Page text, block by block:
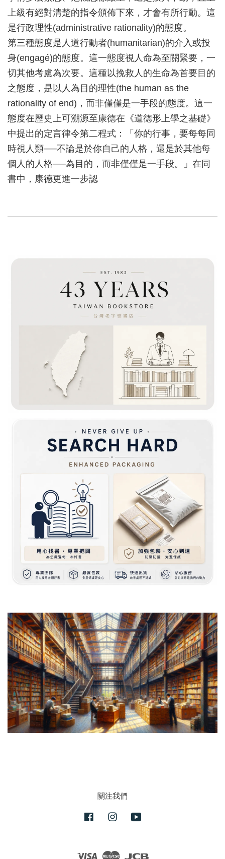
上級有絕對清楚的指令頒佈下來，才會有所行動。這
是行政理性(administrative rationality)的態度。
第三種態度是人道行動者(humanitarian)的介入或投
身(engagé)的態度。這一態度視人命為至關緊要，一
切其他考慮為次要。這種以挽救人的生命為首要目的
之態度，是以人為目的理性(the human as the
rationality of end)，而非僅僅是一手段的態度。這一
態度在歷史上可溯源至康德在《道德形上學之基礎》
中提出的定言律令第二程式：「你的行事，要每每同
時視人類──不論是於你自己的人格，還是於其他每
個人的人格──為目的，而非僅僅是一手段。」在同
書中，康德更進一步認
關注我們
FacebookInstagram
Visa Master